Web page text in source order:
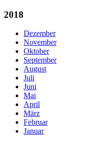
2018
Dezember
November
Oktober
September
August
Juli
Juni
Mai
April
März
Februar
Januar